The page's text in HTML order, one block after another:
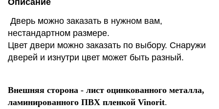
Описание
Дверь можно заказать в нужном вам,
нестандартном размере.
Цвет двери можно заказать по выбору. Снаружи
дверей и изнутри цвет может быть разный.
Внешняя сторона - лист оцинкованного металла,
ламинированного ПВХ пленкой Vinorit.